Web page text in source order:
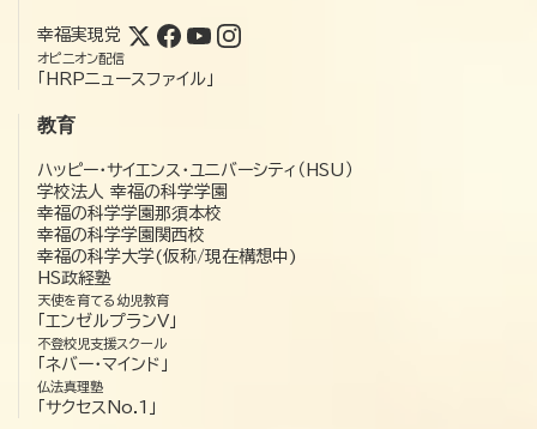
幸福実現党
オピニオン配信
「HRPニュースファイル」
教育
ハッピー・サイエンス・ユニバーシティ（HSU）
学校法人 幸福の科学学園
幸福の科学学園那須本校
幸福の科学学園関西校
幸福の科学大学(仮称/現在構想中)
HS政経塾
天使を育てる幼児教育
「エンゼルプランV」
不登校児支援スクール
「ネバー・マインド」
仏法真理塾
「サクセスNo.1」